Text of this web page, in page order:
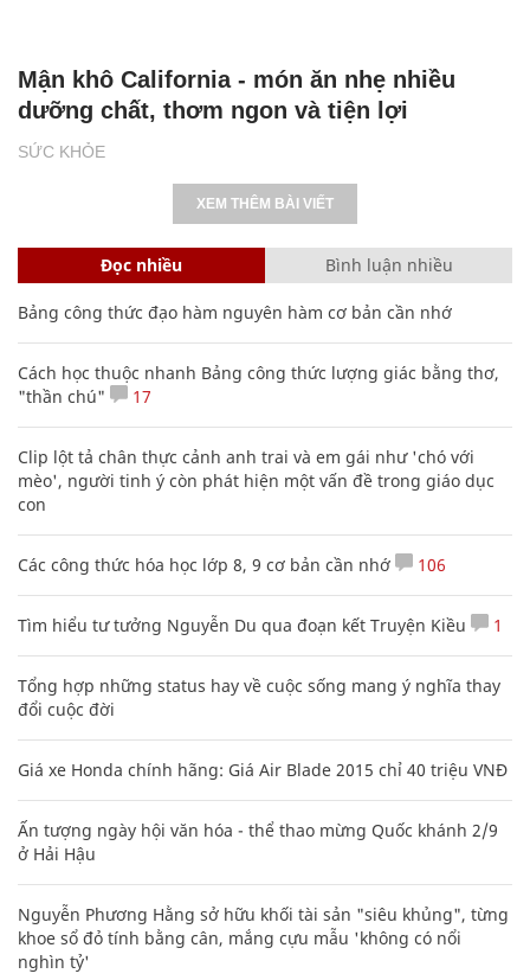
SỨC KHỎE
Mận khô California - món ăn nhẹ nhiều
dưỡng chất, thơm ngon và tiện lợi
XEM THÊM BÀI VIẾT
Đọc nhiều Bình luận nhiều
Bảng công thức đạo hàm nguyên hàm cơ bản cần nhớ
Cách học thuộc nhanh Bảng công thức lượng giác bằng thơ,
"thần chú"
17
Clip lột tả chân thực cảnh anh trai và em gái như 'chó với
mèo', người tinh ý còn phát hiện một vấn đề trong giáo dục
con
Các công thức hóa học lớp 8, 9 cơ bản cần nhớ 106
Tìm hiểu tư tưởng Nguyễn Du qua đoạn kết Truyện Kiều 1
Tổng hợp những status hay về cuộc sống mang ý nghĩa thay
đổi cuộc đời
Giá xe Honda chính hãng: Giá Air Blade 2015 chỉ 40 triệu VNĐ
Ấn tượng ngày hội văn hóa - thể thao mừng Quốc khánh 2/9
ở Hải Hậu
Nguyễn Phương Hằng sở hữu khối tài sản "siêu khủng", từng
khoe sổ đỏ tính bằng cân, mắng cựu mẫu 'không có nổi
nghìn tỷ'